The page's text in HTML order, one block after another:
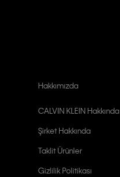
Hakkımızda
CALVIN KLEIN Hakkında
Şirket Hakkında
Taklit Ürünler
Gizlilik Politikası